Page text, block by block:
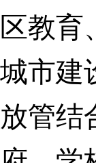
区教育
城市建
放管结